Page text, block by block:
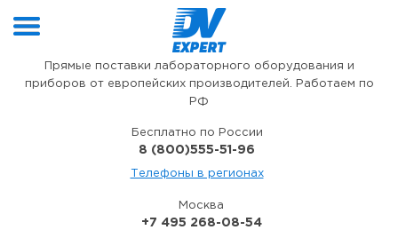
Прямые поставки лабораторного оборудования и
приборов от европейских производителей. Работаем по
РФ
Бесплатно по России
8 (800)555-51-96
Телефоны в регионах
Москва
+7 495 268-08-54